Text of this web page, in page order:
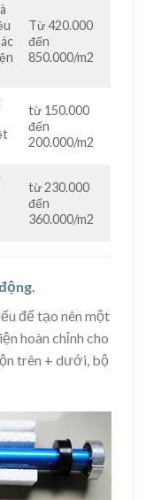
Từ 420.000
đến
850.000/m2
từ 150.000
đến
200.000/m2
từ 230.000
đến
360.000/m2
để tạo nên một
hoàn chỉnh cho
trên + dưới, bộ